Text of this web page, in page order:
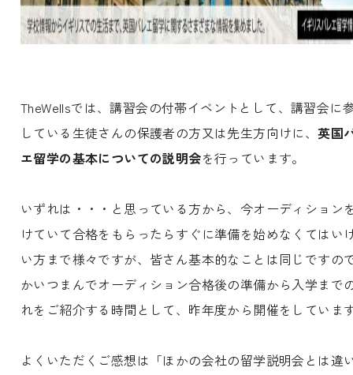
TheWellsでは、講習会の付帯イベントとして、講習会に
している生徒さんの保護者の方又は先生方向けに、英国
エ留学の基本についての説明会を行っています。
いずれは・・・と思っている方から、今オーディション
けていて合格をもらったらすぐに準備を始めなくてはい
い方まで様々ですが、皆さん基本的なことは同じですの
かいつまんでオーディション合格後の準備から入学まで
れをご紹介する時間として、昨年度から開催をしていま
よくいただくご感想は「ほかの会社の留学説明会とは違